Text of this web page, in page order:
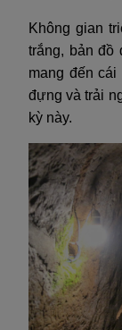
Không gian
trắng, bản đồ
mang đến
đựng và trải
kỳ này.